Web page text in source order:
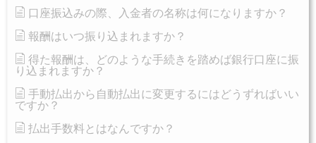
口座振込みの際、入金者の名称は何になりますか？
報酬はいつ振り込まれますか？
得た報酬は、どのような手続きを踏めば銀行口座に振
り込まれますか？
手動払出から自動払出に変更するにはどうずればいい
ですか？
払出手数料とはなんですか？